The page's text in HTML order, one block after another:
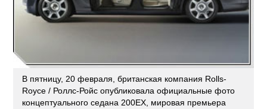
В пятницу, 20 февраля, британская компания Rolls-
Royce / Роллс-Ройс опубликовала официальные фото
концептуального седана 200EX, мировая премьера